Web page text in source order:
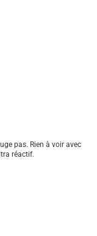
pas. Rien à voir avec
réactif.